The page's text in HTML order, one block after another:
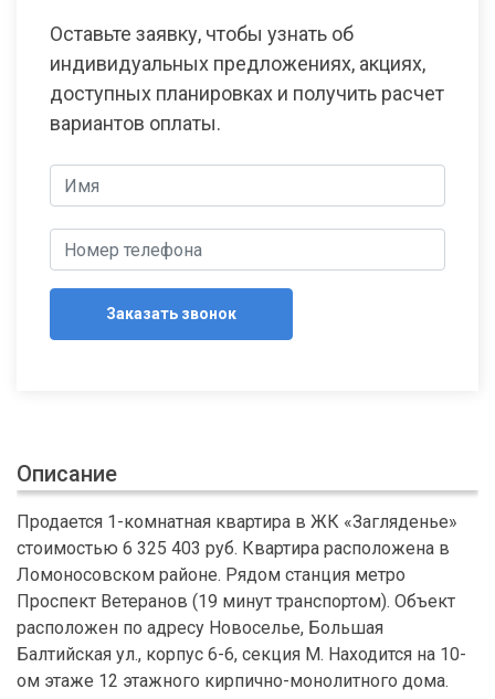
Оставьте заявку, чтобы узнать об
индивидуальных предложениях, акциях,
доступных планировках и получить расчет
вариантов оплаты.
Заказать звонок
Описание
Продается 1-комнатная квартира в ЖК «Загляденье»
стоимостью 6 325 403 руб. Квартира расположена в
Ломоносовском районе. Рядом станция метро
Проспект Ветеранов (19 минут транспортом). Объект
расположен по адресу Новоселье, Большая
Балтийская ул., корпус 6-6, секция М. Находится на 10-
ом этаже 12 этажного кирпично-монолитного дома.